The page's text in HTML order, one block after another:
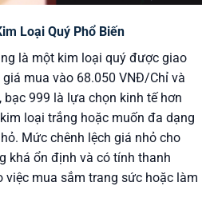
Loại Quý Phổ Biến
là một kim loại quý được giao
mua vào 68.050 VNĐ/Chỉ và
999 là lựa chọn kinh tế hơn
loại trắng hoặc muốn đa dạng
Mức chênh lệch giá nhỏ cho
khá ổn định và có tính thanh
việc mua sắm trang sức hoặc làm